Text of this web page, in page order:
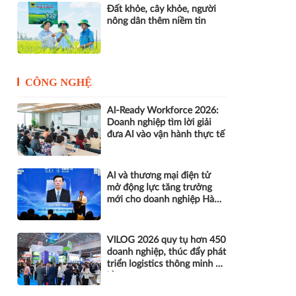
Đất khỏe, cây khỏe, người
nông dân thêm niềm tin
CÔNG NGHỆ
AI-Ready Workforce 2026:
Doanh nghiệp tìm lời giải
đưa AI vào vận hành thực tế
AI và thương mại điện tử
mở động lực tăng trưởng
mới cho doanh nghiệp Hà
VILOG 2026 quy tụ hơn 450
doanh nghiệp, thúc đẩy phát
triển logistics thông minh và